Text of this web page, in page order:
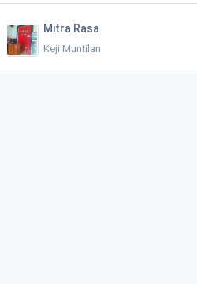
Mitra Rasa
Keji Muntilan